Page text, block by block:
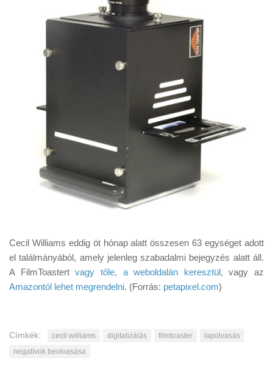
Cecil Williams eddig öt hónap alatt összesen 63 egységet adott
el találmányából, amely jelenleg szabadalmi bejegyzés alatt áll.
A FilmToastertvagy tőle, a weboldalán keresztül, vagy az
Amazontól lehet megrendelni. (Forrás: petapixel.com)
Címkék: cecil williams digitalizálás filmtoaster
lapolvasás
negatívok beolvasása